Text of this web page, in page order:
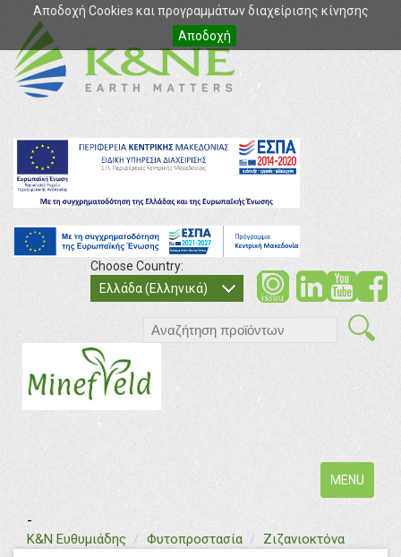
Αποδοχή Cookies και προγραμμάτων διαχείρισης κίνησης
Αποδοχή
Choose Country:
Ελλάδα (Ελληνικά)
Toggle
navigation
MENU
-
Κ&Ν Ευθυμιάδης textΦυτοπροστασία Ζιζανιοκτόνα